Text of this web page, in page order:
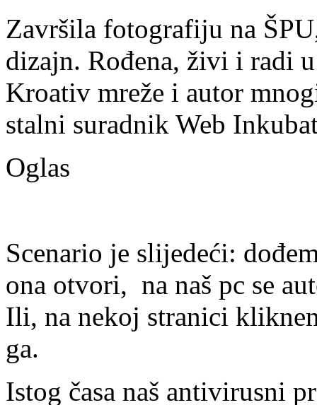
Završila fotografiju na
dizajn. Rođena, živi i radi
Kroativ mreže i autor
stalni suradnik Web
Oglas
Scenario je slijedeći:
ona otvori, na naš pc se
Ili, na nekoj stranici
ga.
Istog časa naš antivirusni